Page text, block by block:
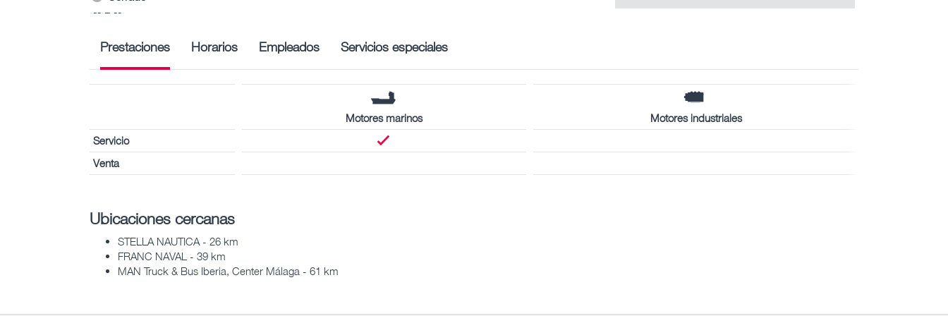
-- – --
Prestaciones Horarios Empleados Servicios especiales
Motores marinos
Motores industriales
Servicio
Venta
Ubicaciones cercanas
STELLA NAUTICA - 26 km
FRANC NAVAL - 39 km
MAN Truck & Bus Iberia, Center Málaga - 61 km